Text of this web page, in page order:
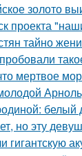
золото
проекта
тайно
мертвое
белый
но эту
гигантскую